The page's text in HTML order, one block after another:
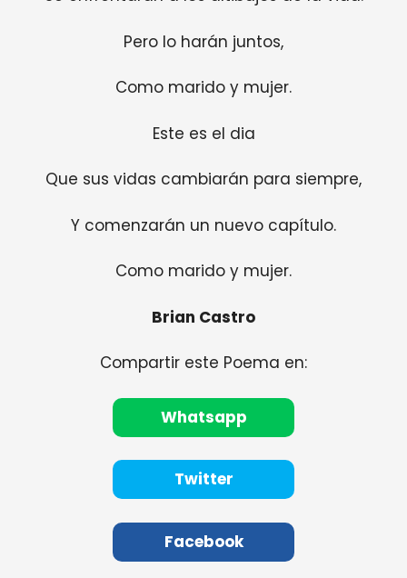
Pero lo harán juntos,
Como marido y mujer.
Este es el dia
Que sus vidas cambiarán para siempre,
Y comenzarán un nuevo capítulo.
Como marido y mujer.
Brian Castro
Compartir este Poema en:
Whatsapp
Twitter
Facebook